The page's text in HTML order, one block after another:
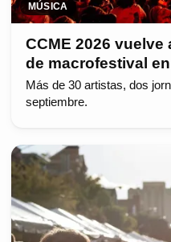
MÚSICA
CCME 2026
de macrofestival
Más de 30 artistas, dos
septiembre.